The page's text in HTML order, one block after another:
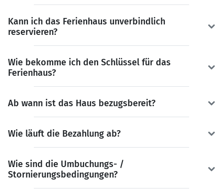
Kann ich das Ferienhaus unverbindlich
reservieren?
Wie bekomme ich den Schlüssel für das
Ferienhaus?
Ab wann ist das Haus bezugsbereit?
Wie läuft die Bezahlung ab?
Wie sind die Umbuchungs- /
Stornierungsbedingungen?